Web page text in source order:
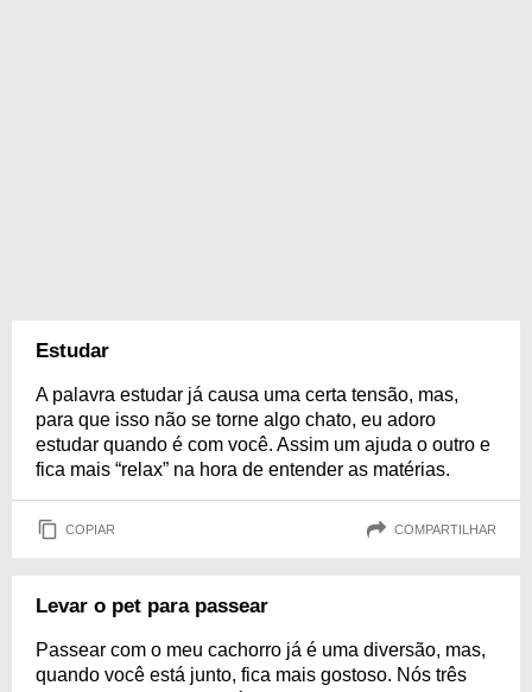
Estudar
A palavra estudar já causa uma certa tensão, mas,
para que isso não se torne algo chato, eu adoro
estudar quando é com você. Assim um ajuda o outro e
fica mais “relax” na hora de entender as matérias.
COPIAR COMPARTILHAR
Levar o pet para passear
Passear com o meu cachorro já é uma diversão, mas,
quando você está junto, fica mais gostoso. Nós três